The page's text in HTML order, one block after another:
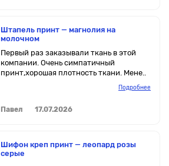
Штапель принт — магнолия на
молочном
Первый раз заказывали ткань в этой
компании. Очень симпатичный
принт,хорошая плотность ткани. Мене..
Подробнее
Павел 17.07.2026
Шифон креп принт — леопард розы
серые